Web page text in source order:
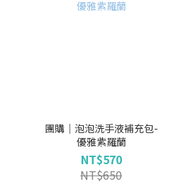
團購｜泡泡洗手液補充包-
優雅紫羅蘭
NT$570
NT$650